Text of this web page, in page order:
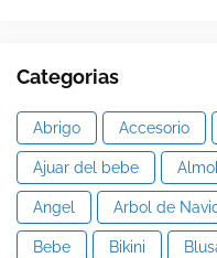
Categorias
Abrigo Accesorio
Ajuar del bebe
Angel Arbol de
Bebe Bikini